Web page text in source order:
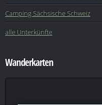
Camping Sächsische Schweiz
alle Unterkünfte
Wanderkarten